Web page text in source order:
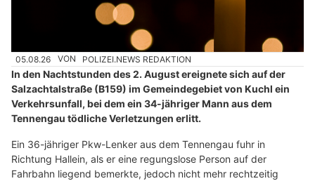
05.08.26 VON POLIZEI.NEWS REDAKTION
In den Nachtstunden des 2. August ereignete sich auf der
Salzachtalstraße (B159) im Gemeindegebiet von Kuchl ein
Verkehrsunfall, bei dem ein 34-jähriger Mann aus dem
Tennengau tödliche Verletzungen erlitt.
Ein 36-jähriger Pkw-Lenker aus dem Tennengau fuhr in
Richtung Hallein, als er eine regungslose Person auf der
Fahrbahn liegend bemerkte, jedoch nicht mehr rechtzeitig